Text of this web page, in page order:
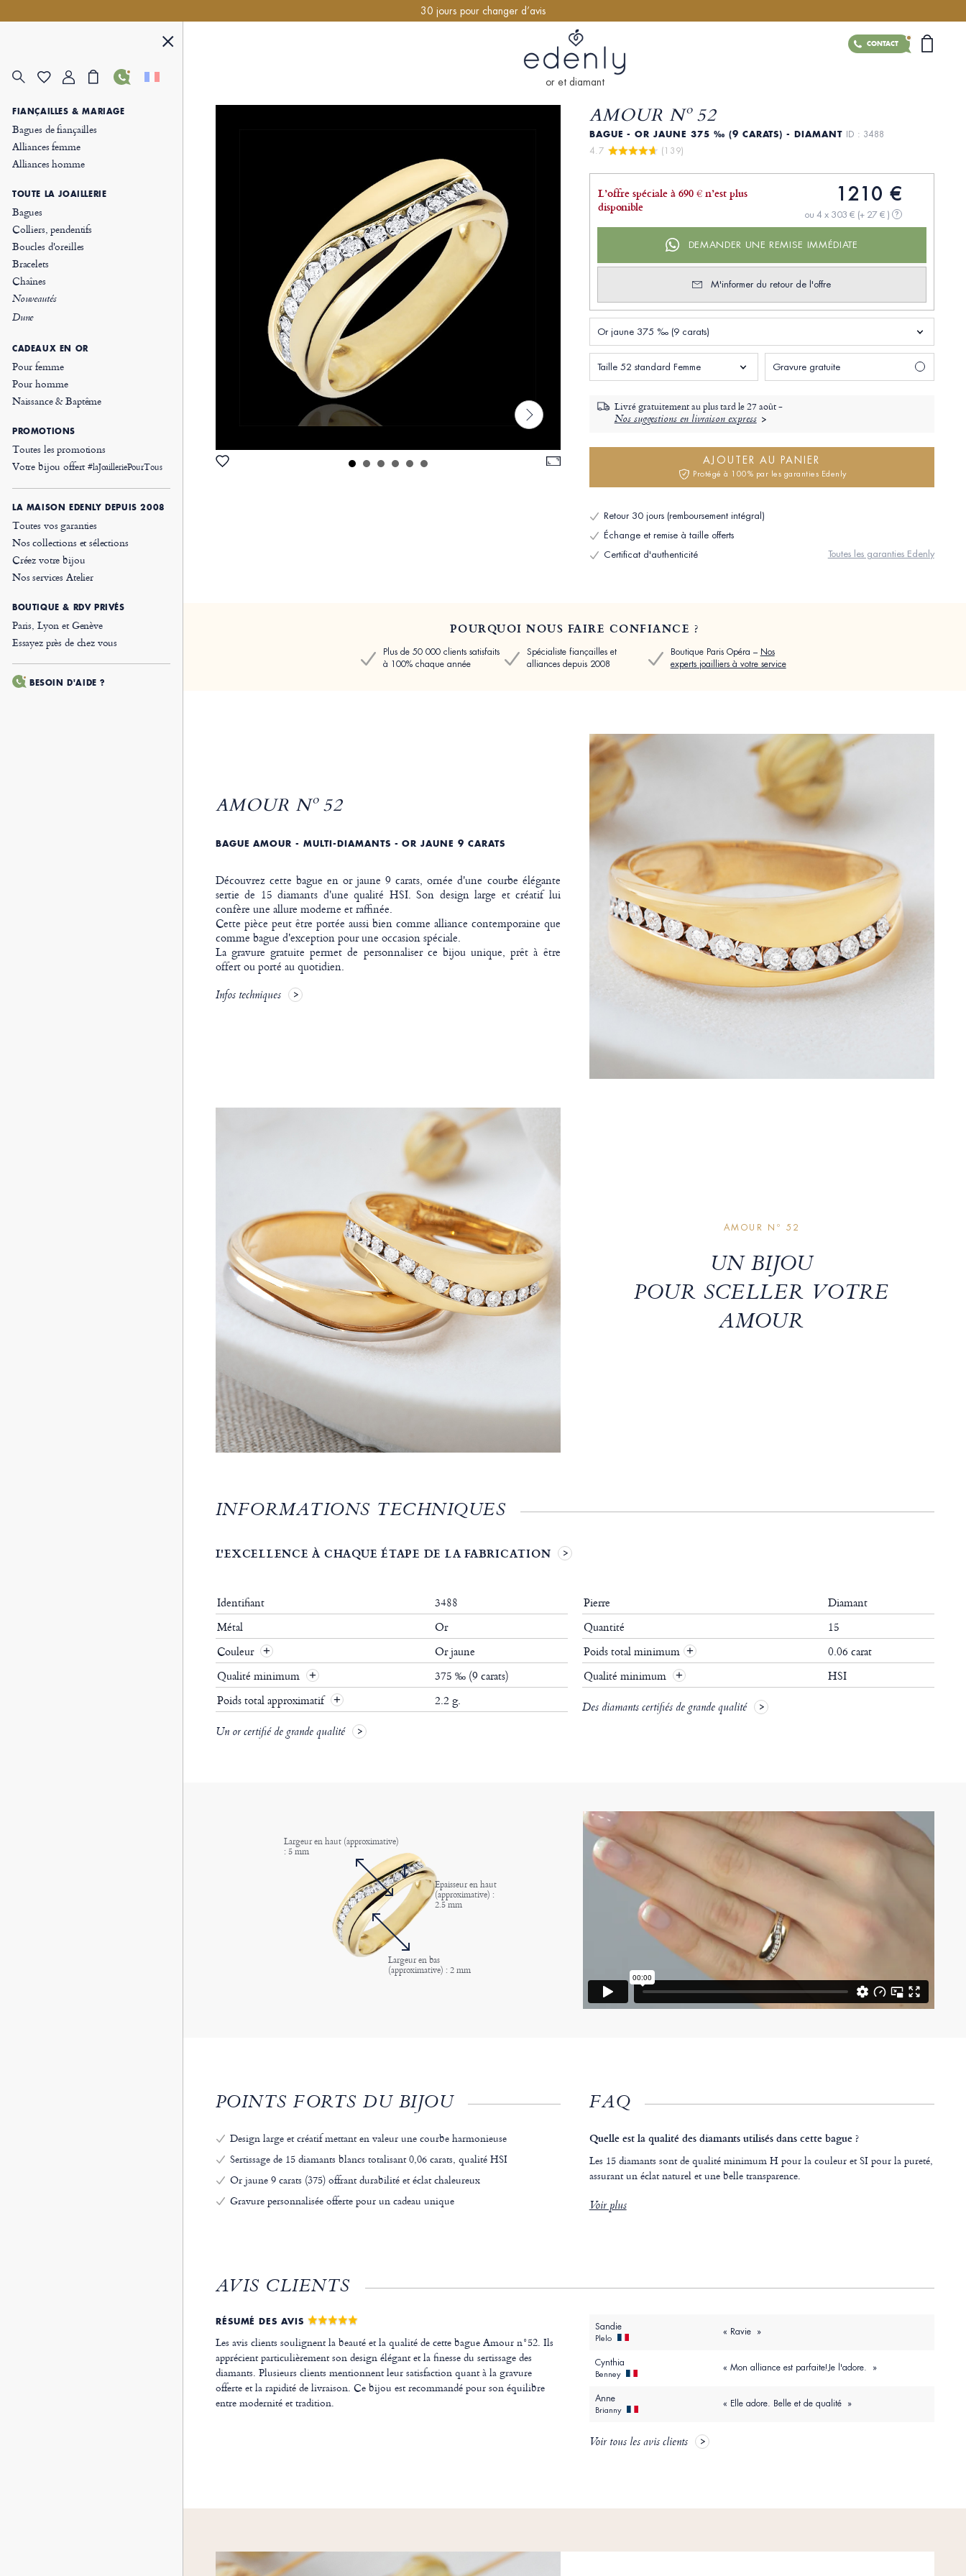
FIANÇAILLES & MARIAGE
Bagues de fiançailles
Alliances femme
Alliances homme
TOUTE LA JOAILLERIE
Bagues
Colliers, pendentifs
Boucles d'oreilles
Bracelets
Chaînes
Nouveautés
Dune
CADEAUX EN OR
Pour femme
Pour homme
Naissance & Baptême
PROMOTIONS
Toutes les promotions
Votre bijou offert#laJoailleriePourTous
LA MAISON EDENLY DEPUIS 2008
Toutes vos garanties
Nos collections et sélections
Créez votre bijou
Nos services Atelier
BOUTIQUE & RDV PRIVÉS
Paris, Lyon et Genève
Essayez près de chez vous
BESOIN D'AIDE ?
30 jours pour changer d’avis
CONTACT
or et diamant
AMOUR Nº 52
BAGUE - OR JAUNE 375 ‰ (9 CARATS) - DIAMANT ID : 3488
4.7
(139)
L’offre spéciale à 690 € n’est plus
disponible
1210 €
ou 4 x 303 € (+ 27 € ) ?
DEMANDER UNE REMISE IMMÉDIATE
M'informer du retour de l'offre
Or jaune 375 ‰ (9 carats)
Taille 52 standard Femme Gravure gratuite
Livré gratuitement au plus tard le27 août -
Nos suggestions en livraison express
AJOUTER AU PANIER
Protégé à 100% par les garanties Edenly
Retour 30 jours (remboursement intégral)
Échange et remise à taille offerts
Certificat d'authenticité
Toutes les garanties Edenly
POURQUOI NOUS FAIRE CONFIANCE ?
Plus de 50 000 clients satisfaits
à 100% chaque année
Spécialiste fiançailles et
alliances depuis 2008
Boutique Paris Opéra – Nos
experts joailliers à votre service
AMOUR Nº 52
BAGUE AMOUR - MULTI-DIAMANTS - OR JAUNE 9 CARATS
Découvrez cette bague en or jaune 9 carats, ornée d'une courbe élégante
sertie de 15 diamants d'une qualité HSI. Son design large et créatif lui
confère une allure moderne et raffinée.
Cette pièce peut être portée aussi bien comme alliance contemporaine que
comme bague d'exception pour une occasion spéciale.
La gravure gratuite permet de personnaliser ce bijou unique, prêt à être
offert ou porté au quotidien.
Infos techniques
AMOUR Nº 52
UN BIJOU
POUR SCELLER VOTRE
AMOUR
INFORMATIONS TECHNIQUES
L'EXCELLENCE À CHAQUE ÉTAPE DE LA FABRICATION
Identifiant
3488
Métal
Or
Couleur
Or jaune
Qualité minimum
375 ‰ (9 carats)
Poids total approximatif
2.2 g.
Un or certifié de grande qualité
Pierre
Diamant
Quantité
15
Poids total minimum +
0.06 carat
Qualité minimum
+ HSI
Des diamants certifiés de grande qualité
Largeur en haut (approximative)
: 5 mm
Epaisseur en haut
(approximative) :
2.5 mm
Largeur en bas
(approximative) : 2 mm
POINTS FORTS DU BIJOU
Design large et créatif mettant en valeur une courbe harmonieuse
Sertissage de 15 diamants blancs totalisant 0,06 carats, qualité HSI
Or jaune 9 carats (375) offrant durabilité et éclat chaleureux
Gravure personnalisée offerte pour un cadeau unique
FAQ
Quelle est la qualité des diamants utilisés dans cette bague ?
Les 15 diamants sont de qualité minimum H pour la couleur et SI pour la pureté,
assurant un éclat naturel et une belle transparence.
Voir plus
AVIS CLIENTS
RÉSUMÉ DES AVIS
Les avis clients soulignent la beauté et la qualité de cette bague Amour n°52. Ils
apprécient particulièrement son design élégant et la finesse du sertissage des
diamants. Plusieurs clients mentionnent leur satisfaction quant à la gravure
offerte et la rapidité de livraison. Ce bijou est recommandé pour son équilibre
entre modernité et tradition.
Sandie
Plelo
« Ravie »
Cynthia
Benney
« Mon alliance est parfaite!Je l'adore. »
Anne
Brianny
« Elle adore. Belle et de qualité »
Voir tous les avis clients